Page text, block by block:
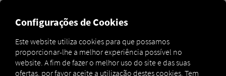
Visão imediata e partilhada
da sua frota de aluguer.
Configurações de Cookies
Este website utiliza cookies para que possamos
proporcionar-lhe a melhor experiência possível no
website. A fim de fazer o melhor uso do site e das suas
ofertas, por favor aceite a utilização destes cookies. Tem